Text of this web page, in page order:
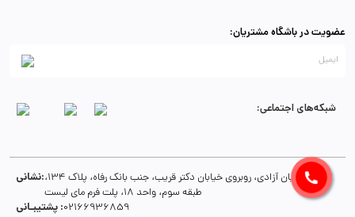
عضویت در باشگاه مشتریان:
شبکه‌های اجتماعی:
نشانی:تهران، خیابان آزادی، روبروی خیابان دکتر قریب، جنب بانک رفاه، پلاک 134،
طبقه سوم، واحد 18، پلت فرم مای لیست
پشتیبـانی :02166936859